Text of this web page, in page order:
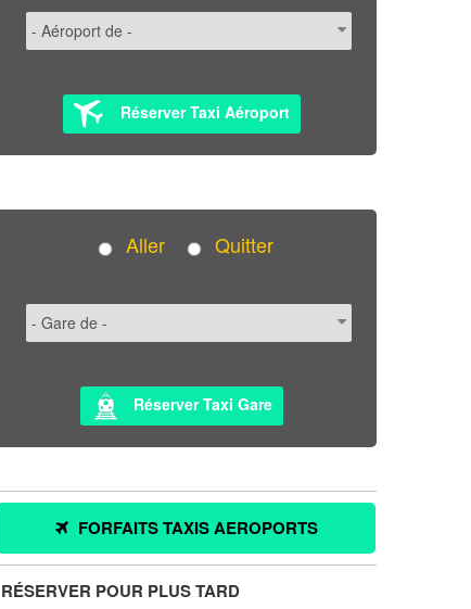
Réserver Taxi Aéroport
Aller Quitter
Réserver Taxi Gare
FORFAITS TAXIS AEROPORTS
RÉSERVER POUR PLUS TARD